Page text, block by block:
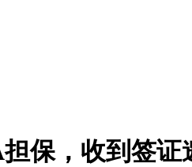
担保，收到签证